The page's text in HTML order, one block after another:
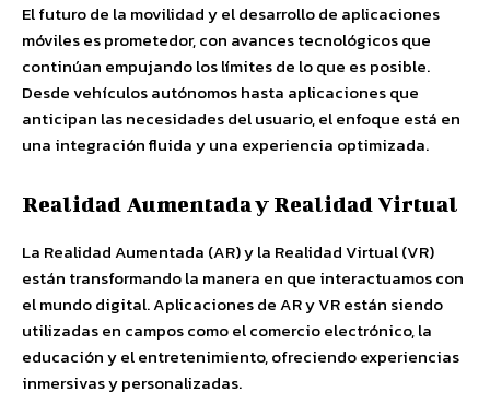
El futuro de la movilidad y el desarrollo de aplicaciones
móviles es prometedor, con avances tecnológicos que
continúan empujando los límites de lo que es posible.
Desde vehículos autónomos hasta aplicaciones que
anticipan las necesidades del usuario, el enfoque está en
una integración fluida y una experiencia optimizada.
Realidad Aumentada y Realidad Virtual
La Realidad Aumentada (AR) y la Realidad Virtual (VR)
están transformando la manera en que interactuamos con
el mundo digital. Aplicaciones de AR y VR están siendo
utilizadas en campos como el comercio electrónico, la
educación y el entretenimiento, ofreciendo experiencias
inmersivas y personalizadas.